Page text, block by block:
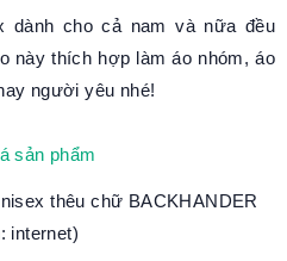
dành cho cả nam và nữa đều
này thích hợp làm áo nhóm, áo
người yêu nhé!
sản phẩm
thêu chữ BACKHANDER
internet)